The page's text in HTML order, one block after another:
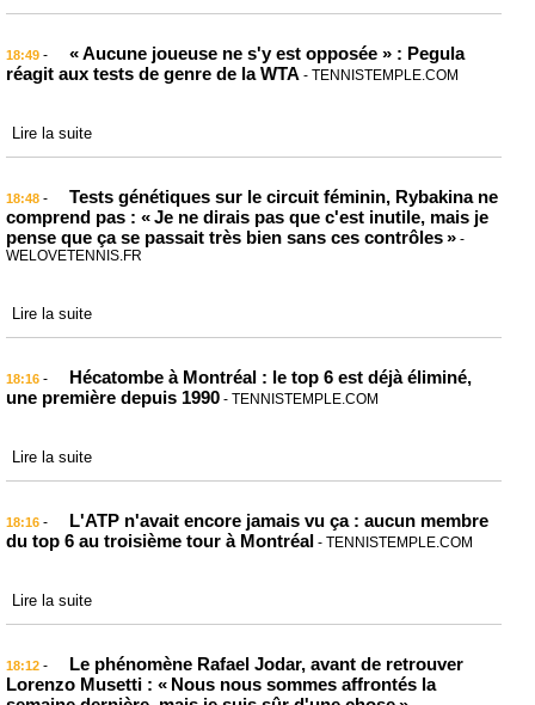
18:49 -
« Aucune joueuse ne s'y est opposée » : Pegula
réagit aux tests de genre de la WTA - TENNISTEMPLE.COM
Lire la suite
18:48 -
Tests génétiques sur le circuit féminin, Rybakina ne
comprend pas : « Je ne dirais pas que c'est inutile, mais je
pense que ça se passait très bien sans ces contrôles » -
WELOVETENNIS.FR
Lire la suite
18:16 -
Hécatombe à Montréal : le top 6 est déjà éliminé,
une première depuis 1990 - TENNISTEMPLE.COM
Lire la suite
18:16 -
L'ATP n'avait encore jamais vu ça : aucun membre
du top 6 au troisième tour à Montréal - TENNISTEMPLE.COM
Lire la suite
18:12 -
Le phénomène Rafael Jodar, avant de retrouver
Lorenzo Musetti : « Nous nous sommes affrontés la